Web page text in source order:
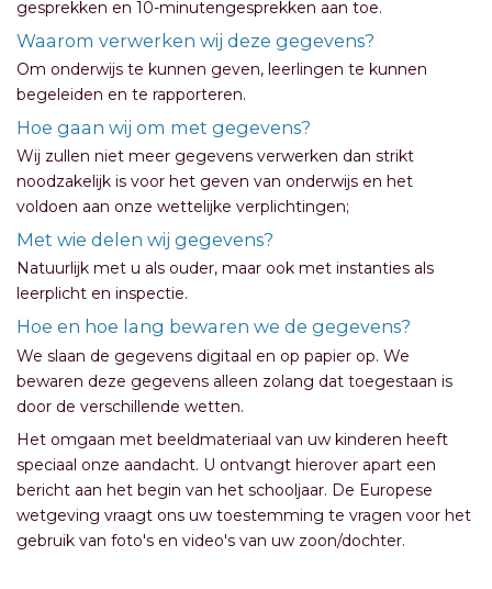
gesprekken en 10-minutengesprekken aan toe.
Waarom verwerken wij deze gegevens?
Om onderwijs te kunnen geven, leerlingen te kunnen
begeleiden en te rapporteren.
Hoe gaan wij om met gegevens?
Wij zullen niet meer gegevens verwerken dan strikt
noodzakelijk is voor het geven van onderwijs en het
voldoen aan onze wettelijke verplichtingen;
Met wie delen wij gegevens?
Natuurlijk met u als ouder, maar ook met instanties als
leerplicht en inspectie.
Hoe en hoe lang bewaren we de gegevens?
We slaan de gegevens digitaal en op papier op. We
bewaren deze gegevens alleen zolang dat toegestaan is
door de verschillende wetten.
Het omgaan met beeldmateriaal van uw kinderen heeft
speciaal onze aandacht. U ontvangt hierover apart een
bericht aan het begin van het schooljaar. De Europese
wetgeving vraagt ons uw toestemming te vragen voor het
gebruik van foto's en video's van uw zoon/dochter.